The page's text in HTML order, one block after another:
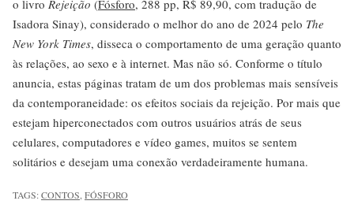
o livro Rejeição (Fósforo, 288 pp, R$ 89,90, com tradução de
Isadora Sinay), considerado o melhor do ano de 2024 pelo The
New York Times, disseca o comportamento de uma geração quanto
às relações, ao sexo e à internet. Mas não só. Conforme o título
anuncia, estas páginas tratam de um dos problemas mais sensíveis
da contemporaneidade: os efeitos sociais da rejeição. Por mais que
estejam hiperconectados com outros usuários atrás de seus
celulares, computadores e vídeo games, muitos se sentem
solitários e desejam uma conexão verdadeiramente humana.
TAGS:CONTOS FÓSFORO